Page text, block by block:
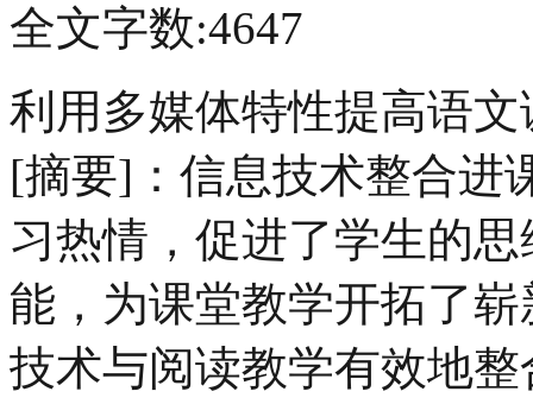
全文字数:4647
利用多媒体特性提高语
[摘要]：信息技术整合进
习热情，促进了学生的
能，为课堂教学开拓了
技术与阅读教学有效地